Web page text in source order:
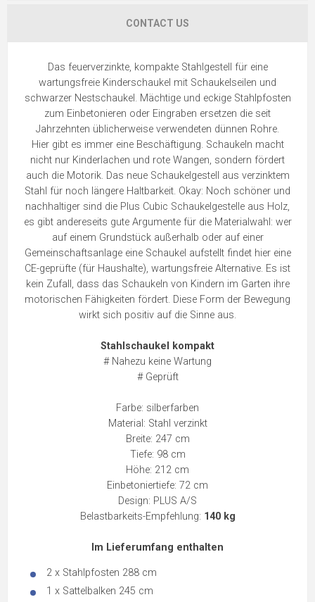
CONTACT US
Das feuerverzinkte, kompakte Stahlgestell für eine
wartungsfreie Kinderschaukel mit Schaukelseilen und
schwarzer Nestschaukel. Mächtige und eckige Stahlpfosten
zum Einbetonieren oder Eingraben ersetzen die seit
Jahrzehnten üblicherweise verwendeten dünnen Rohre.
Hier gibt es immer eine Beschäftigung. Schaukeln macht
nicht nur Kinderlachen und rote Wangen, sondern fördert
auch die Motorik. Das neue Schaukelgestell aus verzinktem
Stahl für noch längere Haltbarkeit. Okay: Noch schöner und
nachhaltiger sind die Plus Cubic Schaukelgestelle aus Holz,
es gibt andereseits gute Argumente für die Materialwahl: wer
auf einem Grundstück außerhalb oder auf einer
Gemeinschaftsanlage eine Schaukel aufstellt findet hier eine
CE-geprüfte (für Haushalte), wartungsfreie Alternative. Es ist
kein Zufall, dass das Schaukeln von Kindern im Garten ihre
motorischen Fähigkeiten fördert. Diese Form der Bewegung
wirkt sich positiv auf die Sinne aus.
Stahlschaukel kompakt
# Nahezu keine Wartung
# Geprüft
Farbe: silberfarben
Material: Stahl verzinkt
Breite: 247 cm
Tiefe: 98 cm
Höhe: 212 cm
Einbetoniertiefe: 72 cm
Design: PLUS A/S
Belastbarkeits-Empfehlung: 140 kg
Im Lieferumfang enthalten
2 x Stahlpfosten 288 cm
1 x Sattelbalken 245 cm